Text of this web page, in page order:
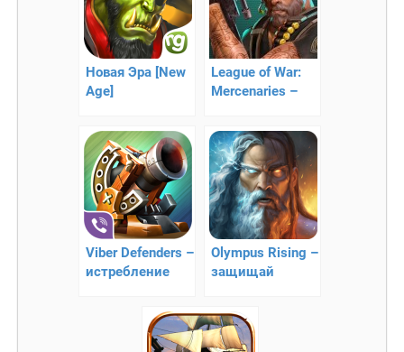
Новая Эра [New
Age]
League of War:
Mercenaries –
стратегия
Viber Defenders –
истребление
Olympus Rising –
защищай